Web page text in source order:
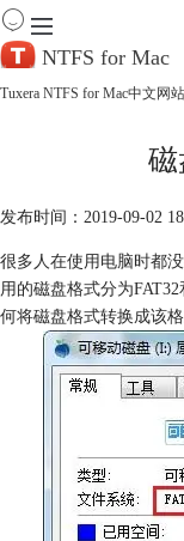
NTFS for Mac
服务中心
购买
Tuxera NTFS for Mac中文网站
磁
发布时间：2019-09-02
很多人在使用电脑时都
用的磁盘格式分为
何将磁盘格式转换成该